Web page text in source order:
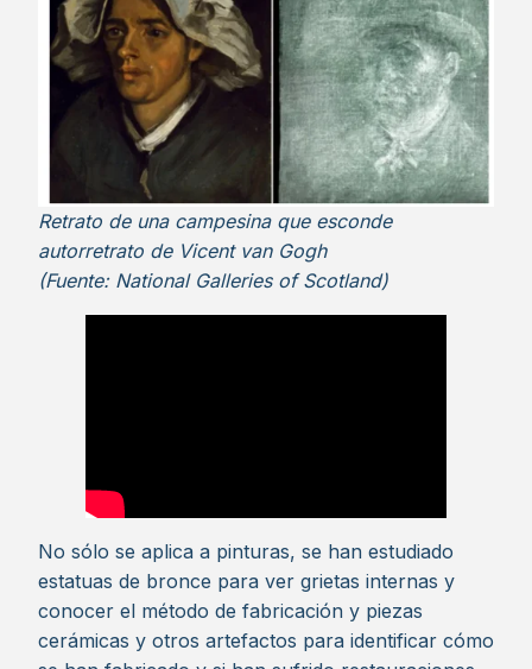
Retrato de una campesina que esconde
autorretrato de Vicent van Gogh
(Fuente: National Galleries of Scotland)
No sólo se aplica a pinturas, se han estudiado
estatuas de bronce para ver grietas internas y
conocer el método de fabricación y piezas
cerámicas y otros artefactos para identificar cómo